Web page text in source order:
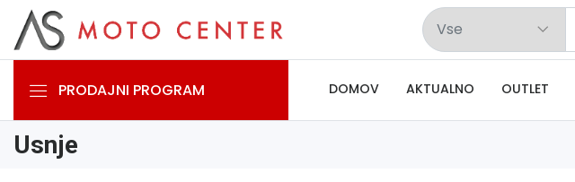
PRODAJNI PROGRAM DOMOV AKTUALNO OUTLET
Usnje